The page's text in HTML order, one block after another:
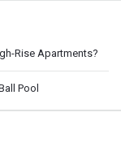
Rise Apartments?
Pool